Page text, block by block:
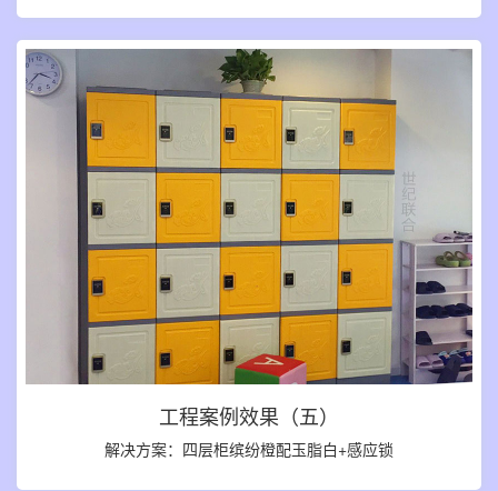
工程案例效果（五）
解决方案：四层柜缤纷橙配玉脂白+感应锁